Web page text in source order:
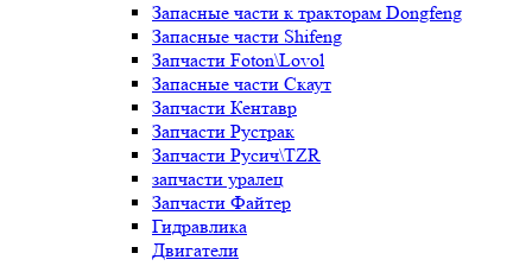
Запасные части к тракторам Dongfeng
Запасные части Shifeng
Запчасти Foton\Lovol
Запасные части Скаут
Запчасти Кентавр
Запчасти Рустрак
Запчасти Русич\TZR
запчасти уралец
Запчасти Файтер
Гидравлика
Двигатели